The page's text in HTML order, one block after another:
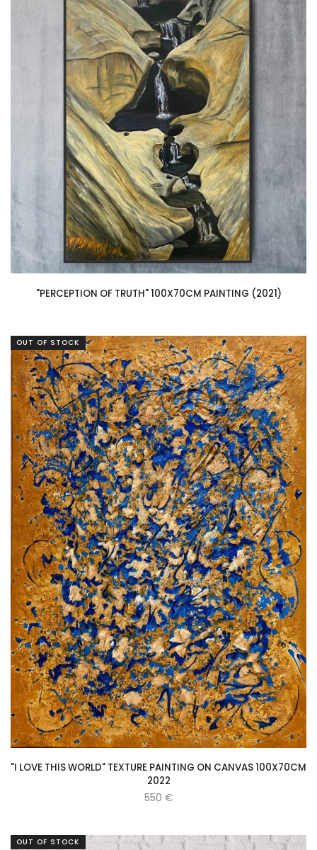
"PERCEPTION OF TRUTH" 100X70CM PAINTING (2021)
OUT OF STOCK
"I LOVE THIS WORLD" TEXTURE PAINTING ON CANVAS 100X70CM
2022
550 €
OUT OF STOCK